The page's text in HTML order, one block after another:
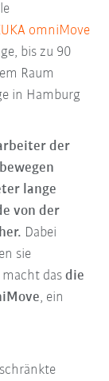
omniMove
bis zu 90
Raum
in Hamburg
der
lange
von der
Dabei
sie
macht dasdie
, ein